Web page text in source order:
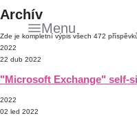
Menu
Archív
Zde je kompletní výpis všech 472
2022
22 dub 2022
"Microsoft Exchange" self-
2022
02 led 2022